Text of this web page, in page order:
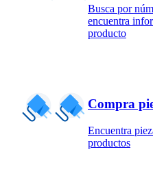
Busca por
encuentra
producto
Compra
Encuentra
productos